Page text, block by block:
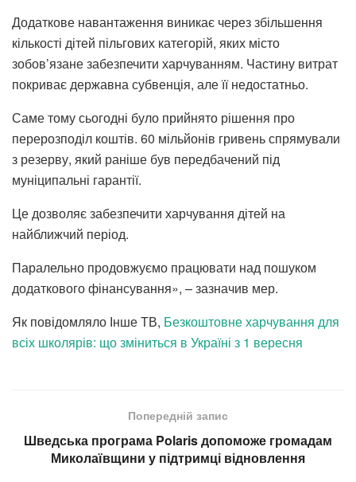
Додаткове навантаження виникає через збільшення
кількості дітей пільгових категорій, яких місто
зобов’язане забезпечити харчуванням. Частину витрат
покриває державна субвенція, але її недостатньо.
Саме тому сьогодні було прийнято рішення про
перерозподіл коштів. 60 мільйонів гривень спрямували
з резерву, який раніше був передбачений під
муніципальні гарантії.
Це дозволяє забезпечити харчування дітей на
найближчий період.
Паралельно продовжуємо працювати над пошуком
додаткового фінансування», – зазначив мер.
Як повідомляло Інше ТВ, Безкоштовне харчування для
всіх школярів: що зміниться в Україні з 1 вересня
Попередній запис
Шведська програма Polaris допоможе громадам
Миколаївщини у підтримці відновлення